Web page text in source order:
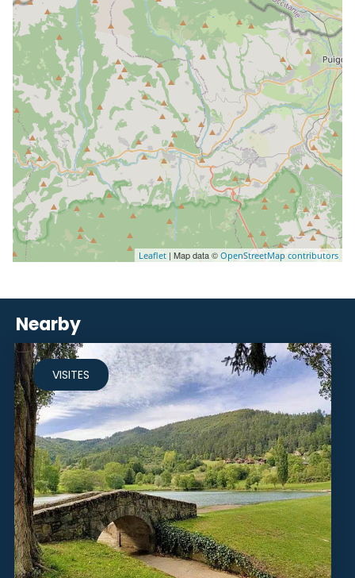
Leaflet | Map data © OpenStreetMap contributors
Nearby
VISITES